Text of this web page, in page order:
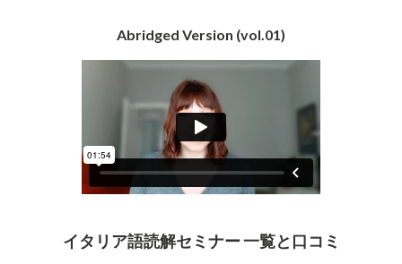
Abridged Version (vol.01)
イタリア語読解セミナー 一覧と口コミ